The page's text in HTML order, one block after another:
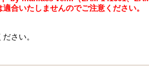
合いたしませんのでご注意ください。
さい。